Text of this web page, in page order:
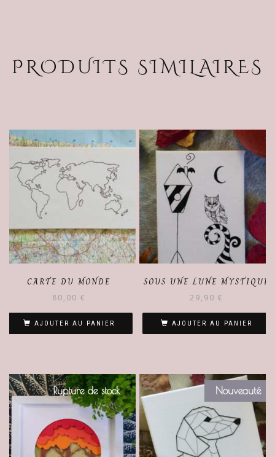
PRODUITS SIMILAIRES
CARTE DU MONDE
80,00 €
AJOUTER AU PANIER
SOUS UNE LUNE MYSTIQUE
29,90 €
AJOUTER AU PANIER
Rupture de stock Nouveauté